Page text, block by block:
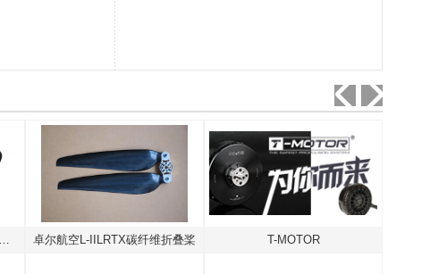
Epson BT-300 增强现实智能眼镜 卓尔航空L-IILRTX碳纤维折叠桨 T-MOTOR